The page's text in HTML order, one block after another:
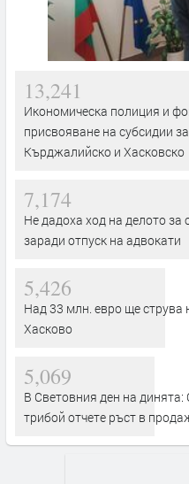
13,241
Икономическа полиция и
присвояване на субсидии
Кърджалийско и Хасковско
7,174
Не дадоха ход на делото
заради отпуск на адвокати
5,426
Над 33 млн. евро ще струва
Хасково
5,069
В Световния ден на
трибой отчете ръст в